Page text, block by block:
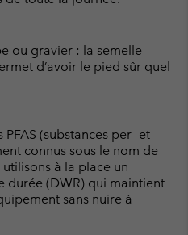
ou gravier : la semelle
d’avoir le pied sûr quel
(substances per- et
connus sous le nom de
à la place un
(DWR) qui maintient
sans nuire à